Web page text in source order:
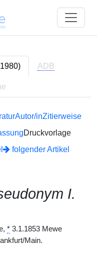
ADB
Autor/inZitierweise
Druckvorlage
folgender Artikel
I.
* 3.1.1853 Mewe
Main.